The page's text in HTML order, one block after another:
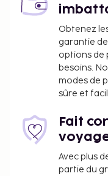
Obtenez
garantie
options de
besoins.
modes de
sûre et
Fait
Avec plus
partie du